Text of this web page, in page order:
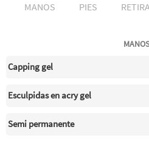
MANOS PIES
MANOS
Capping gel
Esculpidas en acry gel
Semi permanente